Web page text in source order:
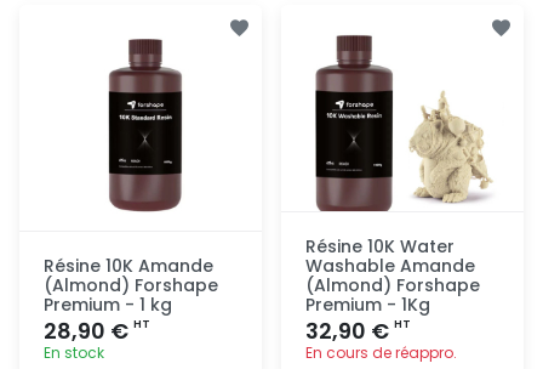
rapide
Résine 10K Amande
(Almond) Forshape
Premium - 1 kg
28,90 € HT
En stock
Résine 10K Water
Washable Amande
(Almond) Forshape
Premium - 1Kg
32,90 € HT
En cours de réappro.